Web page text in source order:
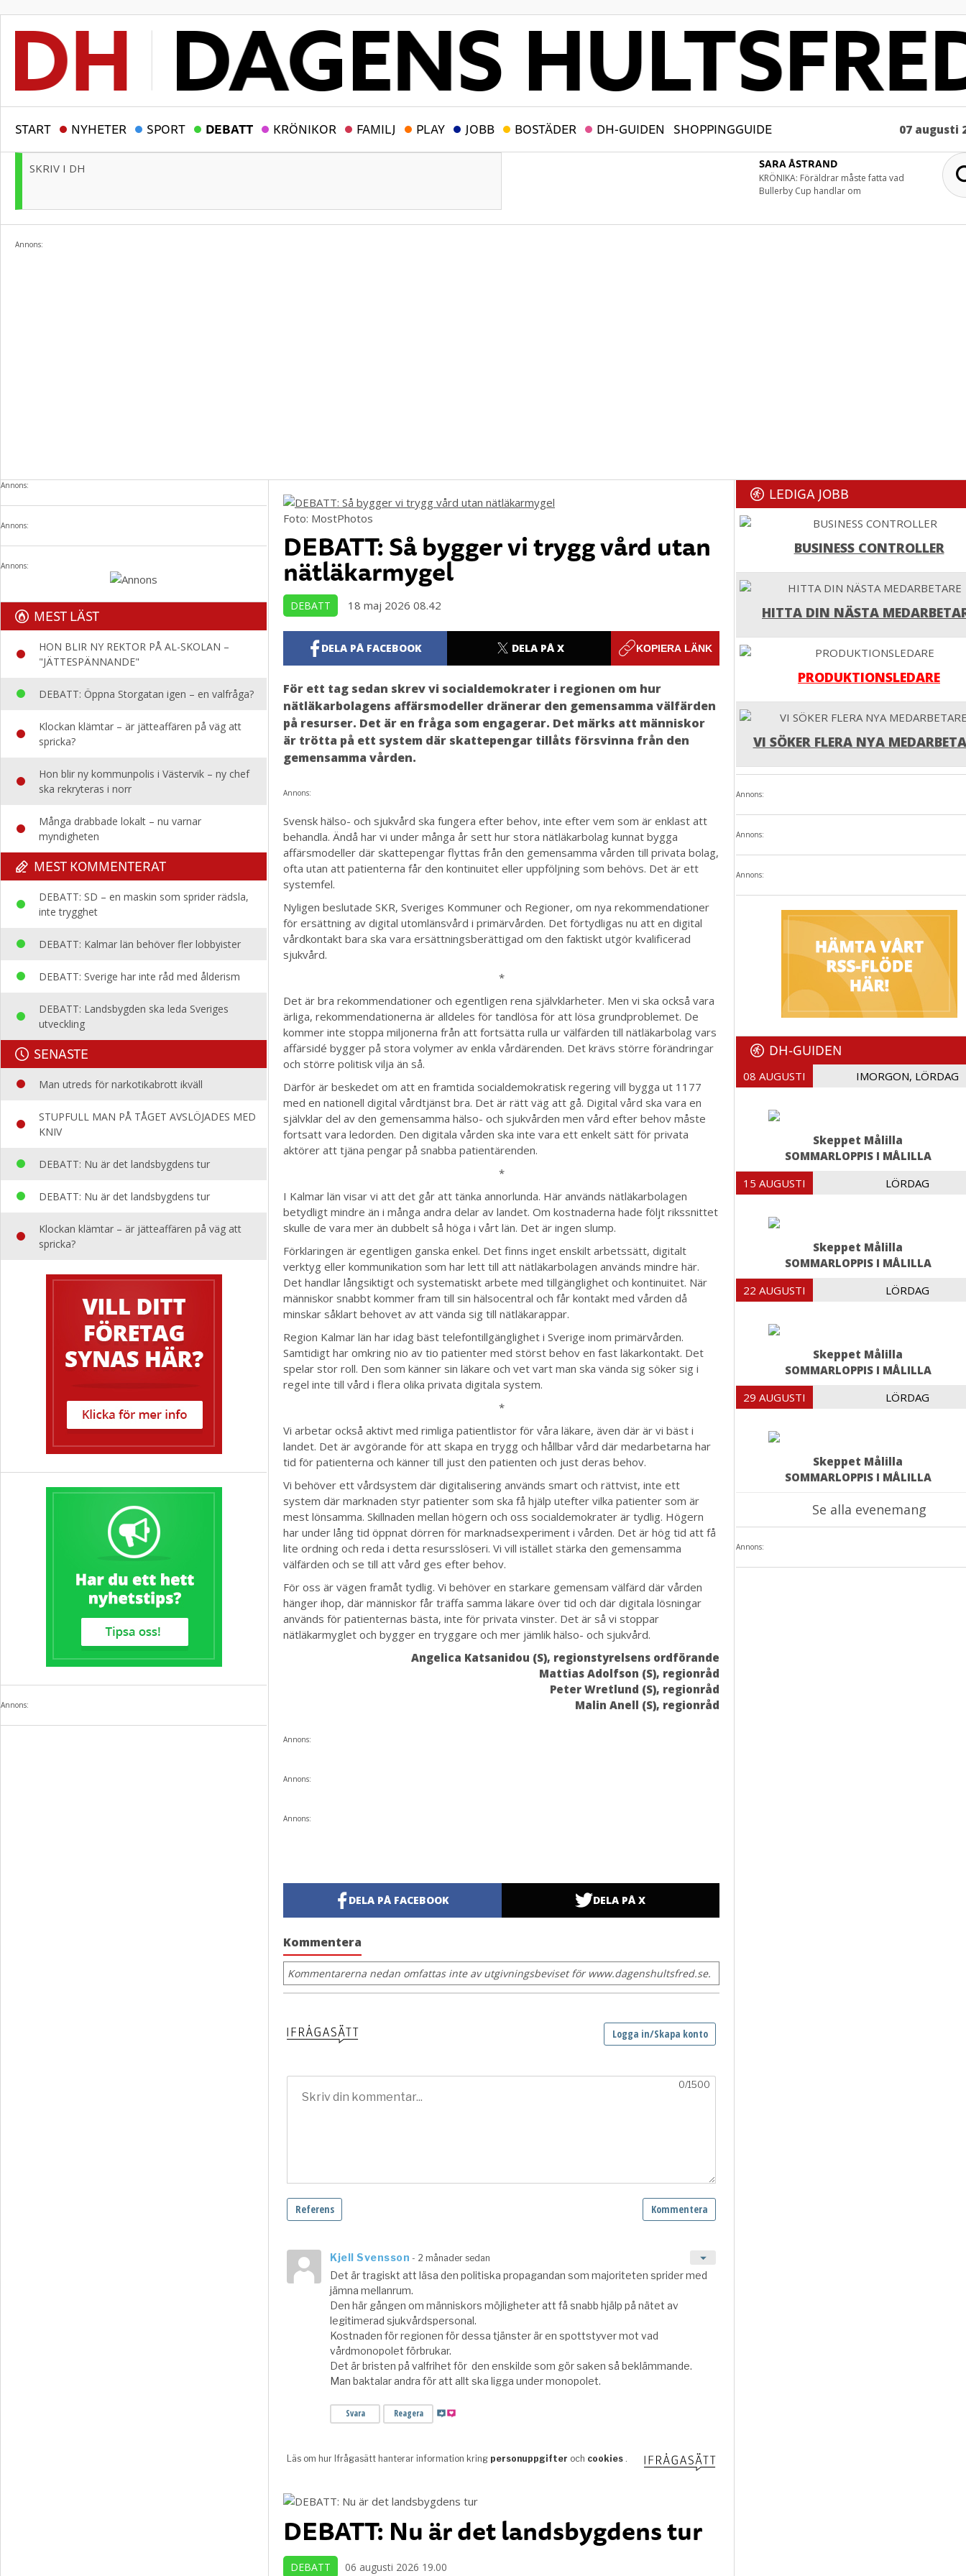
START NYHETER SPORT DEBATT KRÖNIKOR FAMILJ PLAY JOBB BOSTÄDER DH-GUIDEN SHOPPINGGUIDE 07 augusti
SKRIV I DH SARA ÅSTRAND
KRÖNIKA: Föräldrar måste fatta vad
Bullerby Cup handlar om
Annons:
Annons:
Annons:
Annons:
MEST LÄST
HON BLIR NY REKTOR PÅ AL-SKOLAN –
"JÄTTESPÄNNANDE"
DEBATT: Öppna Storgatan igen – en valfråga?
Klockan klämtar – är jätteaffären på väg att
spricka?
Hon blir ny kommunpolis i Västervik – ny chef
ska rekryteras i norr
Många drabbade lokalt – nu varnar
myndigheten
MEST KOMMENTERAT
DEBATT: SD – en maskin som sprider rädsla,
inte trygghet
DEBATT: Kalmar län behöver fler lobbyister
DEBATT: Sverige har inte råd med ålderism
DEBATT: Landsbygden ska leda Sveriges
utveckling
SENASTE
Man utreds för narkotikabrott ikväll
STUPFULL MAN PÅ TÅGET AVSLÖJADES MED
KNIV
DEBATT: Nu är det landsbygdens tur
DEBATT: Nu är det landsbygdens tur
Klockan klämtar – är jätteaffären på väg att
spricka?
Annons:
Foto: MostPhotos
DEBATT: Så bygger vi trygg vård utan
nätläkarmygel
DEBATT 18 maj 2026 08.42
DELA PÅ FACEBOOK DELA PÅ X KOPIERA LÄNK
För ett tag sedan skrev vi socialdemokrater i regionen om hur
nätläkarbolagens affärsmodeller dränerar den gemensamma välfärden
på resurser. Det är en fråga som engagerar. Det märks att människor
är trötta på ett system där skattepengar tillåts försvinna från den
gemensamma vården.
Annons:
Svensk hälso- och sjukvård ska fungera efter behov, inte efter vem som är enklast att
behandla. Ändå har vi under många år sett hur stora nätläkarbolag kunnat bygga
affärsmodeller där skattepengar flyttas från den gemensamma vården till privata bolag,
ofta utan att patienterna får den kontinuitet eller uppföljning som behövs. Det är ett
systemfel.
Nyligen beslutade SKR, Sveriges Kommuner och Regioner, om nya rekommendationer
för ersättning av digital utomlänsvård i primärvården. Det förtydligas nu att en digital
vårdkontakt bara ska vara ersättningsberättigad om den faktiskt utgör kvalificerad
sjukvård.
*
Det är bra rekommendationer och egentligen rena självklarheter. Men vi ska också vara
ärliga, rekommendationerna är alldeles för tandlösa för att lösa grundproblemet. De
kommer inte stoppa miljonerna från att fortsätta rulla ur välfärden till nätläkarbolag vars
affärsidé bygger på stora volymer av enkla vårdärenden. Det krävs större förändringar
och större politisk vilja än så.
Därför är beskedet om att en framtida socialdemokratisk regering vill bygga ut 1177
med en nationell digital vårdtjänst bra. Det är rätt väg att gå. Digital vård ska vara en
självklar del av den gemensamma hälso- och sjukvården men vård efter behov måste
fortsatt vara ledorden. Den digitala vården ska inte vara ett enkelt sätt för privata
aktörer att tjäna pengar på snabba patientärenden.
*
I Kalmar län visar vi att det går att tänka annorlunda. Här används nätläkarbolagen
betydligt mindre än i många andra delar av landet. Om kostnaderna hade följt rikssnittet
skulle de vara mer än dubbelt så höga i vårt län. Det är ingen slump.
Förklaringen är egentligen ganska enkel. Det finns inget enskilt arbetssätt, digitalt
verktyg eller kommunikation som har lett till att nätläkarbolagen används mindre här.
Det handlar långsiktigt och systematiskt arbete med tillgänglighet och kontinuitet. När
människor snabbt kommer fram till sin hälsocentral och får kontakt med vården då
minskar såklart behovet av att vända sig till nätläkarappar.
Region Kalmar län har idag bäst telefontillgänglighet i Sverige inom primärvården.
Samtidigt har omkring nio av tio patienter med störst behov en fast läkarkontakt. Det
spelar stor roll. Den som känner sin läkare och vet vart man ska vända sig söker sig i
regel inte till vård i flera olika privata digitala system.
*
Vi arbetar också aktivt med rimliga patientlistor för våra läkare, även där är vi bäst i
landet. Det är avgörande för att skapa en trygg och hållbar vård där medarbetarna har
tid för patienterna och känner till just den patienten och just deras behov.
Vi behöver ett vårdsystem där digitalisering används smart och rättvist, inte ett
system där marknaden styr patienter som ska få hjälp utefter vilka patienter som är
mest lönsamma. Skillnaden mellan högern och oss socialdemokrater är tydlig. Högern
har under lång tid öppnat dörren för marknadsexperiment i vården. Det är hög tid att få
lite ordning och reda i detta resursslöseri. Vi vill istället stärka den gemensamma
välfärden och se till att vård ges efter behov.
För oss är vägen framåt tydlig. Vi behöver en starkare gemensam välfärd där vården
hänger ihop, där människor får träffa samma läkare över tid och där digitala lösningar
används för patienternas bästa, inte för privata vinster. Det är så vi stoppar
nätläkarmyglet och bygger en tryggare och mer jämlik hälso- och sjukvård.
Angelica Katsanidou (S), regionstyrelsens ordförande
Mattias Adolfson (S), regionråd
Peter Wretlund (S), regionråd
Malin Anell (S), regionråd
Annons:
Annons:
Annons:
DELA PÅ FACEBOOK DELA PÅ X
Kommentera
Kommentarerna nedan omfattas inte av utgivningsbeviset för www.dagenshultsfred.se.
DEBATT: Nu är det landsbygdens tur
DEBATT 06 augusti 2026 19.00
LEDIGA JOBB
BUSINESS CONTROLLER
HITTA DIN NÄSTA
PRODUKTIONSLEDARE
VI SÖKER FLERA NYA
Annons:
Annons:
Annons:
DH-GUIDEN
08 AUGUSTI IMORGON, LÖRDAG
Skeppet Målilla
SOMMARLOPPIS I MÅLILLA
15 AUGUSTI LÖRDAG
Skeppet Målilla
SOMMARLOPPIS I MÅLILLA
22 AUGUSTI LÖRDAG
Skeppet Målilla
SOMMARLOPPIS I MÅLILLA
29 AUGUSTI LÖRDAG
Skeppet Målilla
SOMMARLOPPIS I MÅLILLA
Se alla evenemang
Annons: